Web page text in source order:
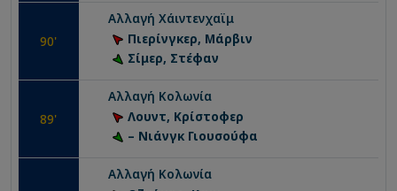
90'
Αλλαγή Χάιντενχαϊμ
Πιερίνγκερ, Μάρβιν
Σίμερ, Στέφαν
89'
Αλλαγή Κολωνία
Λουντ, Κρίστοφερ
– Νιάνγκ Γιουσούφα
Αλλαγή Κολωνία